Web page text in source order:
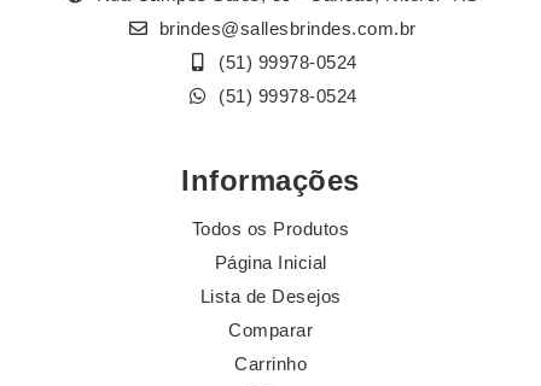
brindes@sallesbrindes.com.br
(51) 99978-0524
(51) 99978-0524
Informações
Todos os Produtos
Página Inicial
Lista de Desejos
Comparar
Carrinho